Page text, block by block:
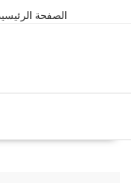
الصفحة